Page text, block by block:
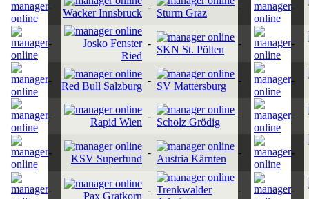
-
Wacker Innsbruck
-
Sturm Graz
- -
-
Josko Fenster
Ried
-
SKN St. Pölten
- -
-
Red Bull Salzburg
-
SV Mattersburg
- -
-
Rapid Wien
-
Scholz Grödig
- -
-
KSV Superfund
-
Austria Kärnten
- -
-
Pax Gratkorn
- Trenkwalder
- -